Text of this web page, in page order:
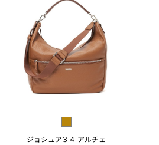
ジョシュア３４ アルチェ